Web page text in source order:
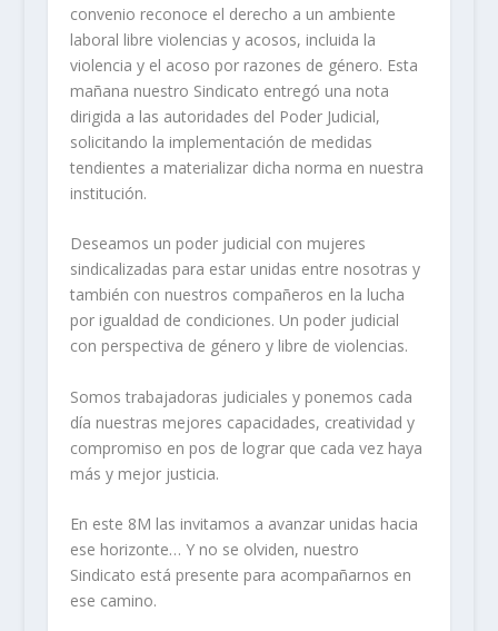
convenio reconoce el derecho a un ambiente
laboral libre violencias y acosos, incluida la
violencia y el acoso por razones de género. Esta
mañana nuestro Sindicato entregó una nota
dirigida a las autoridades del Poder Judicial,
solicitando la implementación de medidas
tendientes a materializar dicha norma en nuestra
institución.
Deseamos un poder judicial con mujeres
sindicalizadas para estar unidas entre nosotras y
también con nuestros compañeros en la lucha
por igualdad de condiciones. Un poder judicial
con perspectiva de género y libre de violencias.
Somos trabajadoras judiciales y ponemos cada
día nuestras mejores capacidades, creatividad y
compromiso en pos de lograr que cada vez haya
más y mejor justicia.
En este 8M las invitamos a avanzar unidas hacia
ese horizonte… Y no se olviden, nuestro
Sindicato está presente para acompañarnos en
ese camino.